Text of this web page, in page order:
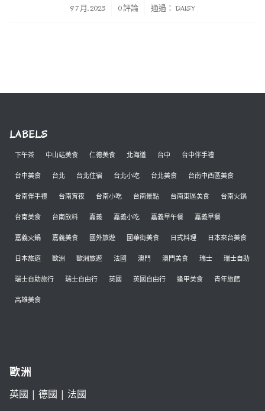
9 7 月, 2023
/ 0 評論 通過： DAISY
LABELS
下午茶 中山站美食 仁德美食 北海道 台中 台中伴手禮
台中美食 台北 台北住宿 台北小吃 台北美食 台南中西區美食
台南伴手禮 台南宵夜 台南小吃 台南景點 台南東區美食 台南火鍋
台南美食 台南飲料 嘉義 嘉義小吃 嘉義早午餐 嘉義早餐
嘉義火鍋 嘉義美食 國外旅遊 國華街美食 日式料理 日本來台美食
日本旅遊 歐洲 歐洲旅遊 法國 澳門 澳門美食 瑞士 瑞士自助
瑞士自助旅行 瑞士自由行 英國 英國自由行 逢甲美食 青年旅館
高雄美食
歐洲
英國 | 德國 | 法國